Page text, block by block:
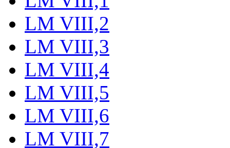
LM VIII,2
LM VIII,3
LM VIII,4
LM VIII,5
LM VIII,6
LM VIII,7